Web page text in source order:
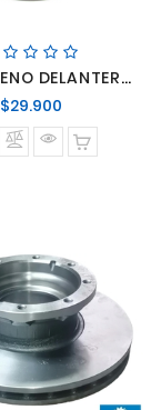
DISCO FRENO DELANTERO VENTILADO TOYOTA YARIS 06-18 TOYOTA PRIUS 12-19
$29.900
normal